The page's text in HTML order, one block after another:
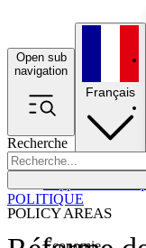
Open sub
navigation
Recherche
POLICY AREAS
Français
POLITIQUE